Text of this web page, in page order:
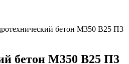
бетон М350 B25 П3
бетон М350 B25 П3